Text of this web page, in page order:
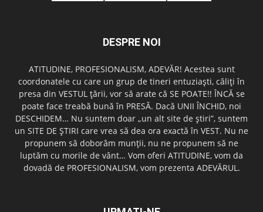
DESPRE NOI
ATITUDINE, PROFESIONALISM, ADEVĂR! Acestea sunt
coordonatele cu care un grup de tineri entuziaşti, căliţi în
presa din VESTUL ţării, vor să arate că SE POATE!! ÎNCĂ se
poate face treabă bună în PRESĂ. Dacă UNII ÎNCHID, noi
DESCHIDEM… Nu suntem doar „un alt site de ştiri”, suntem
un SITE DE ŞTIRI care vrea să dea ora exactă în VEST. Nu ne
propunem să doborâm munţii, nu ne propunem să ne
luptăm cu morile de vânt… Vom oferi ATITUDINE, vom da
dovadă de PROFESIONALISM, vom prezenta ADEVĂRUL.